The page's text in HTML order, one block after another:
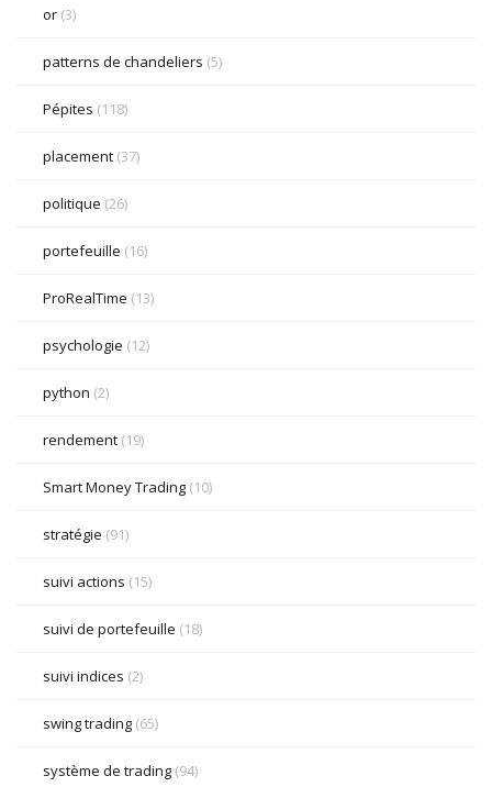
or (3)
patterns de chandeliers (5)
Pépites (118)
placement (37)
politique (26)
portefeuille (16)
ProRealTime (13)
psychologie (12)
python (2)
rendement (19)
Smart Money Trading (10)
stratégie (91)
suivi actions (15)
suivi de portefeuille (18)
suivi indices (2)
swing trading (65)
système de trading (94)